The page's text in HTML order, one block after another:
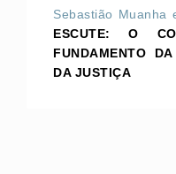
Sebastião Muanha
ESCUTE: O
FUNDAMENTO
DA JUSTIÇA